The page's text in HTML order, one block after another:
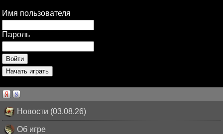
Имя пользователя
Пароль
Новости (03.08.26)
Об игре